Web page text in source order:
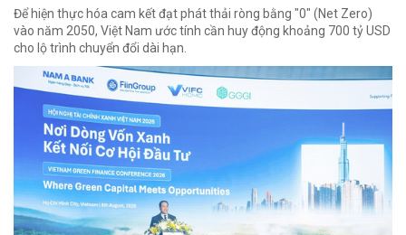
Để hiện thực hóa cam kết đạt phát thải ròng bằng "0" (Net Zero)
vào năm 2050, Việt Nam ước tính cần huy động khoảng 700 tỷ USD
cho lộ trình chuyển đổi dài hạn.